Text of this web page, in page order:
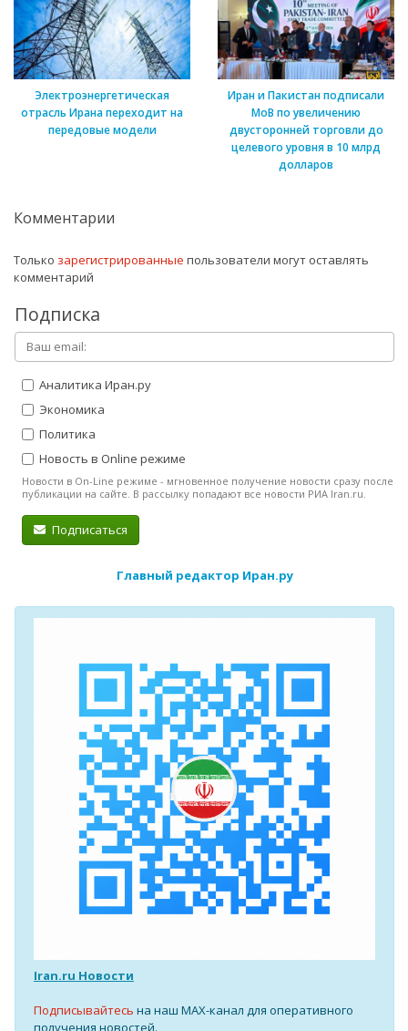
Электроэнергетическая
отрасль Ирана переходит на
передовые модели
Иран и Пакистан подписали
МоВ по увеличению
двусторонней торговли до
целевого уровня в 10 млрд
долларов
Комментарии
Только зарегистрированные пользователи могут оставлять
комментарий
Подписка
Аналитика Иран.ру
Экономика
Политика
Новость в Online режиме
Новости в On-Line режиме - мгновенное получение новости сразу после
публикации на сайте. В рассылку попадают все новости РИА Iran.ru.
Подписаться
Главный редактор Иран.ру
Iran.ru Новости
Подписывайтесь на наш MAX-канал для оперативного
получения новостей.